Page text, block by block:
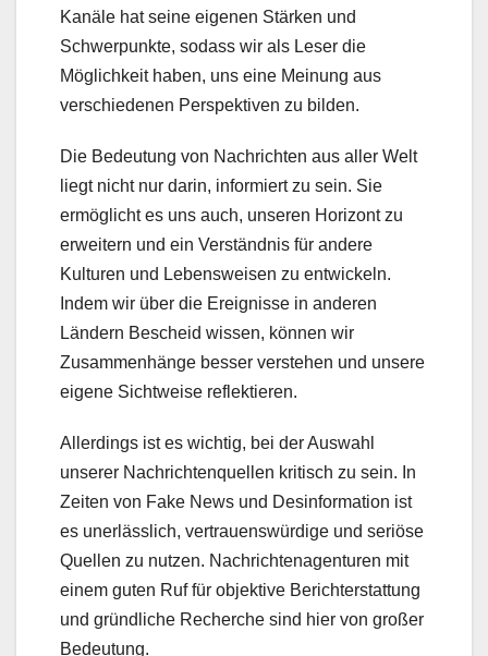
Kanäle hat seine eigenen Stärken und
Schwerpunkte, sodass wir als Leser die
Möglichkeit haben, uns eine Meinung aus
verschiedenen Perspektiven zu bilden.
Die Bedeutung von Nachrichten aus aller Welt
liegt nicht nur darin, informiert zu sein. Sie
ermöglicht es uns auch, unseren Horizont zu
erweitern und ein Verständnis für andere
Kulturen und Lebensweisen zu entwickeln.
Indem wir über die Ereignisse in anderen
Ländern Bescheid wissen, können wir
Zusammenhänge besser verstehen und unsere
eigene Sichtweise reflektieren.
Allerdings ist es wichtig, bei der Auswahl
unserer Nachrichtenquellen kritisch zu sein. In
Zeiten von Fake News und Desinformation ist
es unerlässlich, vertrauenswürdige und seriöse
Quellen zu nutzen. Nachrichtenagenturen mit
einem guten Ruf für objektive Berichterstattung
und gründliche Recherche sind hier von großer
Bedeutung.